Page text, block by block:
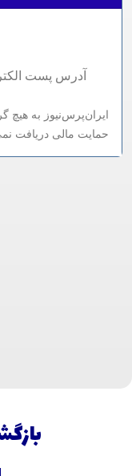
آدرس پست
ایران‌پرس‌نیوز به هیچ
حمایت مالی دریافت